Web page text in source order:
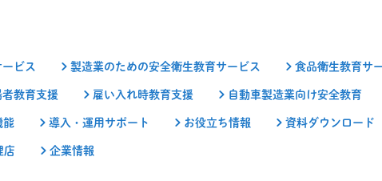
ビス 製造業のための安全衛生教育サービス 食品衛生教育サ
教育支援 雇い入れ時教育支援 自動車製造業向け安全教育
能 導入・運用サポート お役立ち情報 資料ダウンロード
店 企業情報